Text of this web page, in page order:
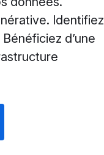
Identifiez
d’une